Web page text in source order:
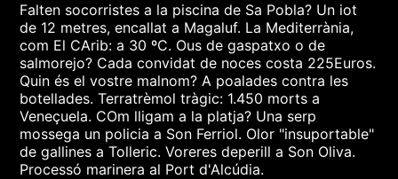
Falten socorristes a la piscina de Sa Pobla? Un iot
de 12 metres, encallat a Magaluf. La Mediterrània,
com El CArib: a 30 ºC. Ous de gaspatxo o de
salmorejo? Cada convidat de noces costa 225Euros.
Quin és el vostre malnom? A poalades contra les
botellades. Terratrèmol tràgic: 1.450 morts a
Veneçuela. COm lligam a la platja? Una serp
mossega un policia a Son Ferriol. Olor "insuportable"
de gallines a Tolleric. Voreres deperill a Son Oliva.
Processó marinera al Port d'Alcúdia.